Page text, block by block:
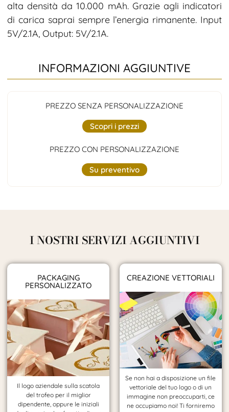
alta densità da 10.000 mAh. Grazie agli indicatori
di carica saprai sempre l’energia rimanente. Input
5V/2.1A, Output: 5V/2.1A.
INFORMAZIONI AGGIUNTIVE
PREZZO SENZA PERSONALIZZAZIONE
Scopri i prezzi
PREZZO CON PERSONALIZZAZIONE
Su preventivo
I NOSTRI SERVIZI AGGIUNTIVI
PACKAGING
PERSONALIZZATO
Il logo aziendale sulla scatola
del trofeo per il miglior
dipendente, oppure le iniziali
CREAZIONE VETTORIALI
Se non hai a disposizione un file
vettoriale del tuo logo o di un
immagine non preoccuparti, ce
ne occupiamo noi! Ti forniremo